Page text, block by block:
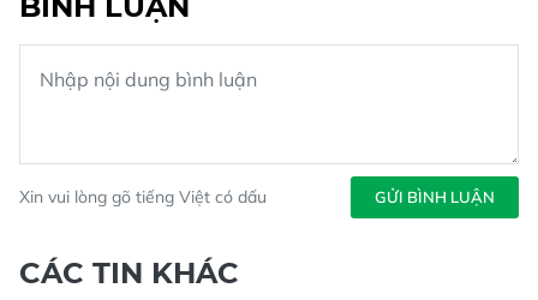
Xin vui lòng gõ tiếng Việt có dấu GỬI BÌNH LUẬN
CÁC TIN KHÁC